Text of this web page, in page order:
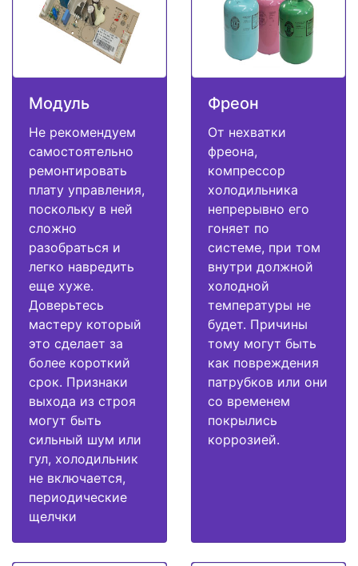
Модуль
Не рекомендуем
самостоятельно
ремонтировать
плату управления,
поскольку в ней
сложно
разобраться и
легко навредить
еще хуже.
Доверьтесь
мастеру который
это сделает за
более короткий
срок. Признаки
выхода из строя
могут быть
сильный шум или
гул, холодильник
не включается,
периодические
щелчки
Фреон
От нехватки
фреона,
компрессор
холодильника
непрерывно его
гоняет по
системе, при том
внутри должной
холодной
температуры не
будет. Причины
тому могут быть
как повреждения
патрубков или они
со временем
покрылись
коррозией.